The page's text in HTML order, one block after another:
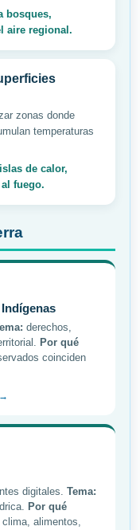
bosques,
aire regional.
zonas donde
temperaturas
de calor,
fuego.
derechos,
Por qué
coinciden
digitales. Tema:
Por qué
alimentos,